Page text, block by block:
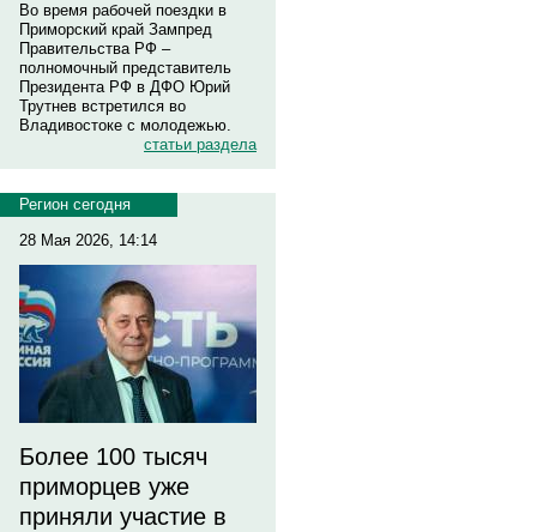
Во время рабочей поездки в
Приморский край Зампред
Правительства РФ –
полномочный представитель
Президента РФ в ДФО Юрий
Трутнев встретился во
Владивостоке с молодежью.
статьи раздела
Регион сегодня
28 Мая 2026, 14:14
Более 100 тысяч
приморцев уже
приняли участие в